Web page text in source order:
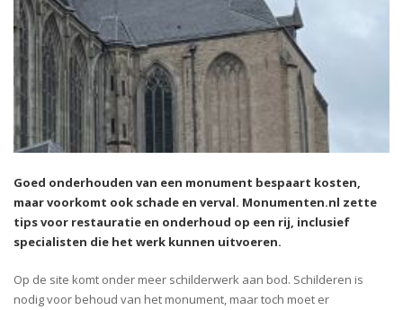
Goed onderhouden van een monument bespaart kosten,
maar voorkomt ook schade en verval. Monumenten.nl zette
tips voor restauratie en onderhoud op een rij, inclusief
specialisten die het werk kunnen uitvoeren.
Op de site komt onder meer schilderwerk aan bod. Schilderen is
nodig voor behoud van het monument, maar toch moet er